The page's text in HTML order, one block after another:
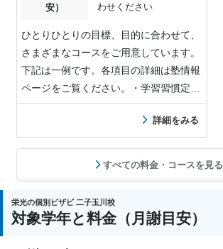
安）
わせください
ひとりひとりの目標、目的に合わせて、
さまざまなコースをご用意しています。
下記は一例です。各項目の詳細は塾情報
ページをご覧ください。・学習習慣定着
ノートの取り…
詳細をみる
すべての料金・コースを見る
栄光の個別ビザビ 二子玉川校
対象学年と料金（月謝目安）